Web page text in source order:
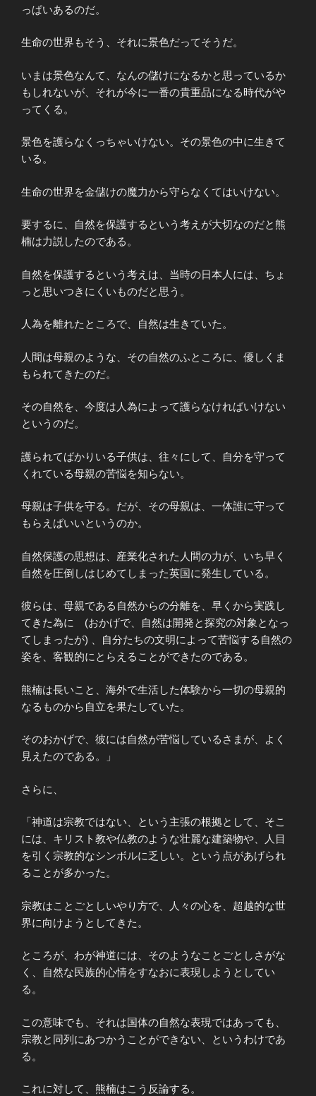
っぱいあるのだ。
生命の世界もそう、それに景色だってそうだ。
いまは景色なんて、なんの儲けになるかと思っているか
もしれないが、それが今に一番の貴重品になる時代がや
ってくる。
景色を護らなくっちゃいけない。その景色の中に生きて
いる。
生命の世界を金儲けの魔力から守らなくてはいけない。
要するに、自然を保護するという考えが大切なのだと熊
楠は力説したのである。
自然を保護するという考えは、当時の日本人には、ちょ
っと思いつきにくいものだと思う。
人為を離れたところで、自然は生きていた。
人間は母親のような、その自然のふところに、優しくま
もられてきたのだ。
その自然を、今度は人為によって護らなければいけない
というのだ。
護られてばかりいる子供は、往々にして、自分を守って
くれている母親の苦悩を知らない。
母親は子供を守る。だが、その母親は、一体誰に守って
もらえばいいというのか。
自然保護の思想は、産業化された人間の力が、いち早く
自然を圧倒しはじめてしまった英国に発生している。
彼らは、母親である自然からの分離を、早くから実践し
てきた為に (おかげで、自然は開発と探究の対象となっ
てしまったが) 、自分たちの文明によって苦悩する自然の
姿を、客観的にとらえることができたのである。
熊楠は長いこと、海外で生活した体験から一切の母親的
なるものから自立を果たしていた。
そのおかげで、彼には自然が苦悩しているさまが、よく
見えたのである。」
さらに、
「神道は宗教ではない、という主張の根拠として、そこ
には、キリスト教や仏教のような壮麗な建築物や、人目
を引く宗教的なシンボルに乏しい。という点があげられ
ることが多かった。
宗教はことごとしいやり方で、人々の心を、超越的な世
界に向けようとしてきた。
ところが、わが神道には、そのようなことごとしさがな
く、自然な民族的心情をすなおに表現しようとしてい
る。
この意味でも、それは国体の自然な表現ではあっても、
宗教と同列にあつかうことができない、というわけであ
る。
これに対して、熊楠はこう反論する。